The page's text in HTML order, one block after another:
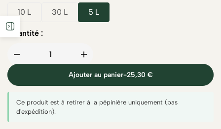
10 L 30 L 5 L
Quantité :
Ajouter au panier-25,30 €
Ce produit est à retirer à la pépinière uniquement (pas
d'expédition).